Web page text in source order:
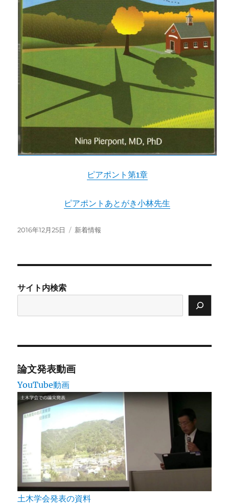
ピアポント第1章
ピアポントあとがき小林先生
投
2016年12月25日
カ
新着情報
サイト内検索
論文発表動画
YouTube動画
土木学会発表の資料